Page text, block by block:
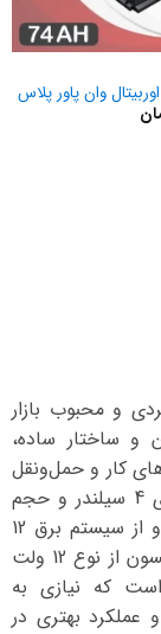
و محبوب بازار
و ساختار ساده،
کار و حمل‌ونقل
سبک قرار دارد. این خودرو معمولاً با پیشرانه‌ای 4 سیلندر و حجم
موتور حدود 1600 تا 2000 سی‌سی عرضه شده و از سیستم برق 12
ولت بهره می‌برد. باتری مناسب برای وانت داتسون از نوع 12 ولت
که نیازی به
بهتری در